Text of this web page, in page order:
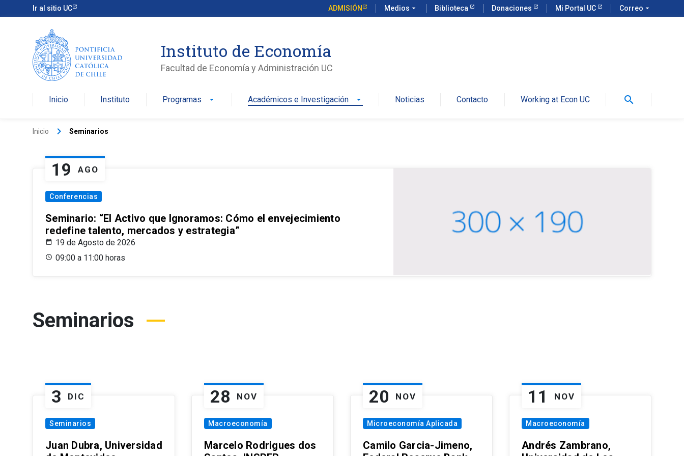
Ir al sitio UC ADMISIÓN Medios arrow_drop_down Biblioteca Donaciones Mi Portal UC Correo arrow_drop_down
Instituto de Economía
Facultad de Economía y Administración UC
Inicio Instituto Programas arrow_drop_down Académicos e Investigación arrow_drop_down Noticias Contacto Working at Econ UC search
Inicio keyboard_arrow_right Seminarios
19 AGO
Conferencias
Seminario: “El Activo que Ignoramos: Cómo el envejecimiento
redefine talento, mercados y estrategia”
19 de Agosto de 2026
09:00 a 11:00 horas
Seminarios
3 DIC
Seminarios
Juan Dubra, Universidad
28 NOV
Macroeconomía
Marcelo Rodrigues dos
20 NOV
Microeconomía Aplicada
Camilo Garcia-Jimeno,
11 NOV
Macroeconomía
Andrés Zambrano,